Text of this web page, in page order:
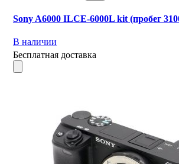
Sony A6000 ILCE-6000L kit (пробег
В наличии
Бесплатная доставка